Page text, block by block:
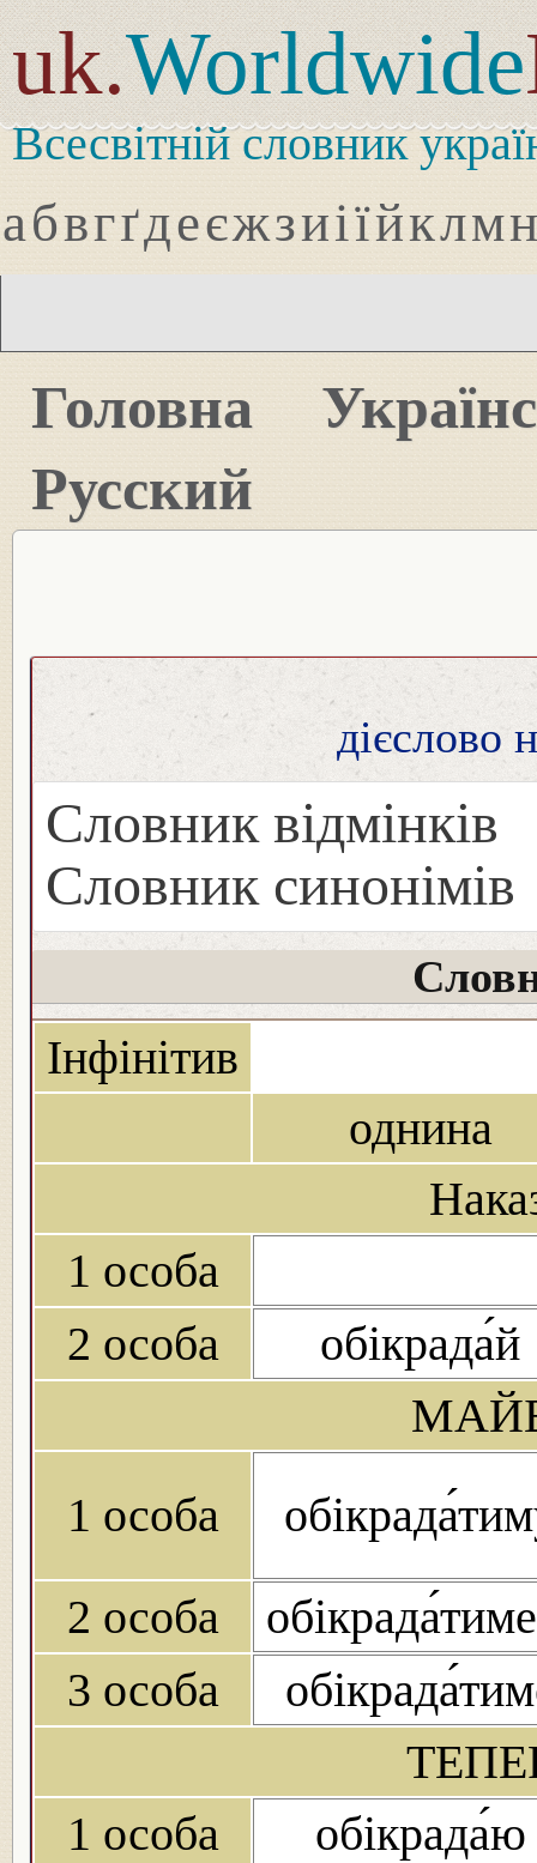
uk.Worldwide
Всесвітній словник
абвгґдеєжзиіїйклмн
Головна
Русский
дієслово
Словник відмінків
Словник синонімів
Інфінітив
однина
1 особа
2 особа
обікрада́й
1 особа
2 особа
3 особа
1 особа
обікрада́ю